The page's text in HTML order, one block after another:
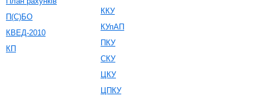
П(С)БО
КВЕД-2010
КП
ККУ
КУпАП
ПКУ
СКУ
ЦКУ
ЦПКУ